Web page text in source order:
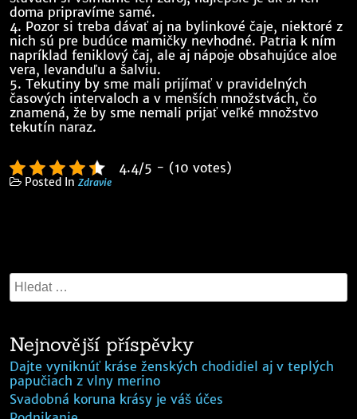
doma pripravíme samé.
4. Pozor si treba dávať aj na bylinkové čaje, niektoré z
nich sú pre budúce mamičky nevhodné. Patria k ním
napríklad feniklový čaj, ale aj nápoje obsahujúce aloe
vera, levanduľu a šalviu.
5. Tekutiny by sme mali prijímať v pravidelných
časových intervaloch a v menších množstvách, čo
znamená, že by sme nemali prijať veľké množstvo
tekutín naraz.
4.4/5 - (10 votes)
Posted In Zdravie
Nejnovější příspěvky
Dajte vyniknúť kráse ženských chodidiel aj v teplých
papučiach z vlny merino
Svadobná koruna krásy je váš účes